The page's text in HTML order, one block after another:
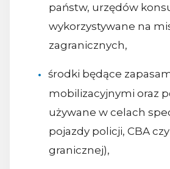
państw, urzędów
wykorzystywane na
zagranicznych,
środki będące
mobilizacyjnymi oraz
używane w celach
pojazdy policji, CBA
granicznej),